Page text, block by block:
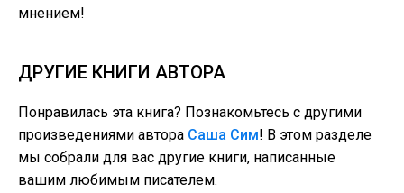
мнением!
ДРУГИЕ КНИГИ АВТОРА
Понравилась эта книга? Познакомьтесь с другими
произведениями автора Саша Сим! В этом разделе
мы собрали для вас другие книги, написанные
вашим любимым писателем.